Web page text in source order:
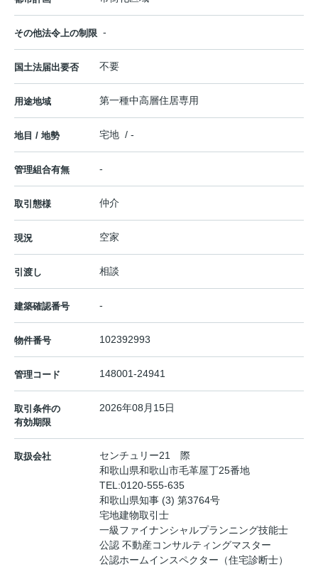
その他法令上の制限 -
国土法届出要否 不要
用途地域 第一種中高層住居専用
地目 / 地勢 宅地 / -
管理組合有無 -
取引態様 仲介
現況 空家
引渡し 相談
建築確認番号 -
物件番号 102392993
管理コード 148001-24941
取引条件の
有効期限
2026年08月15日
取扱会社
センチュリー21 際
和歌山県和歌山市毛革屋丁25番地
TEL:0120-555-635
和歌山県知事 (3) 第3764号
宅地建物取引士
一級ファイナンシャルプランニング技能士
公認 不動産コンサルティングマスター
公認ホームインスペクター（住宅診断士）